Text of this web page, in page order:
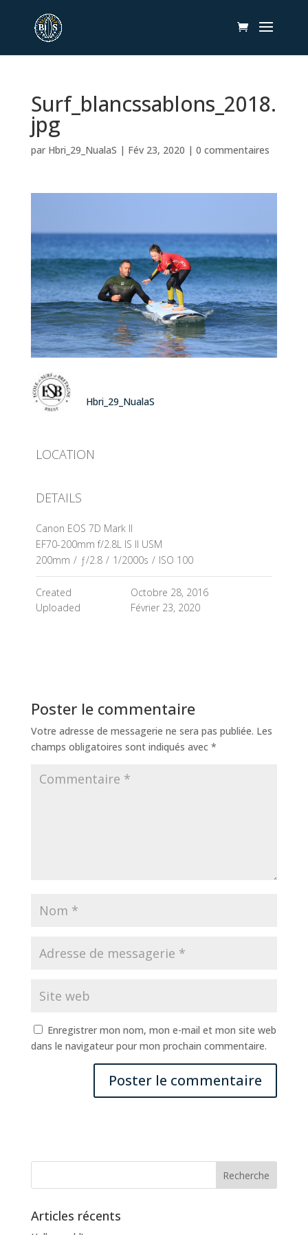
Surf_blancssablons_2018.
jpg
par Hbri_29_NualaS | Fév 23, 2020 | 0 commentaires
Hbri_29_NualaS
LOCATION
DETAILS
Canon EOS 7D Mark II
EF70-200mm f/2.8L IS II USM
200mm / ƒ/2.8 / 1/2000s / ISO 100
Created
Octobre 28, 2016
Uploaded
Février 23, 2020
Poster le commentaire
Votre adresse de messagerie ne sera pas publiée. Les
champs obligatoires sont indiqués avec *
Enregistrer mon nom, mon e-mail et mon site web
dans le navigateur pour mon prochain commentaire.
Articles récents